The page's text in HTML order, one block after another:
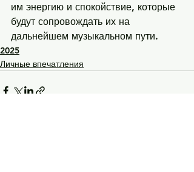
им энергию и спокойствие, которые
будут сопровождать их на
дальнейшем музыкальном пути.
2025
Личные впечатления